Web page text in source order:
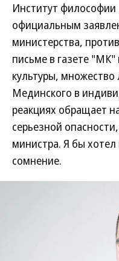
Институт философии
официальным
министерства,
письме в газете
культуры,
Мединского в
реакциях обращает
серьезной
министра. Я бы хотел
сомнение.